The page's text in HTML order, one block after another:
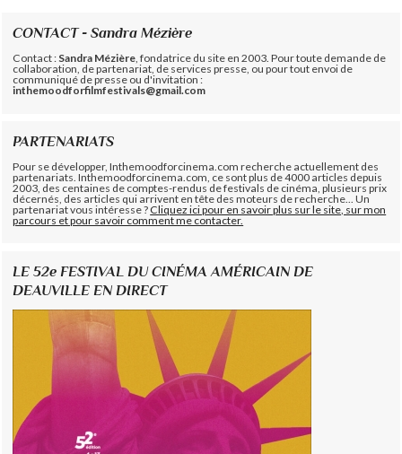
CONTACT - Sandra Mézière
Contact : Sandra Mézière , fondatrice du site en 2003. Pour toute demande de
collaboration, de partenariat, de services presse, ou pour tout envoi de
communiqué de presse ou d'invitation :
inthemoodforfilmfestivals@gmail.com
PARTENARIATS
Pour se développer, Inthemoodforcinema.com recherche actuellement des
partenariats. Inthemoodforcinema.com, ce sont plus de 4000 articles depuis
2003, des centaines de comptes-rendus de festivals de cinéma, plusieurs prix
décernés, des articles qui arrivent en tête des moteurs de recherche... Un
partenariat vous intéresse ?Cliquez ici pour en savoir plus sur le site, sur mon
parcours et pour savoir comment me contacter.
LE 52e FESTIVAL DU CINÉMA AMÉRICAIN DE
DEAUVILLE EN DIRECT